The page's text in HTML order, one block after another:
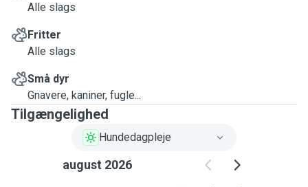
Alle slags
Fritter
Alle slags
Små dyr
Gnavere, kaniner, fugle...
Tilgængelighed
Hundedagpleje
august 2026